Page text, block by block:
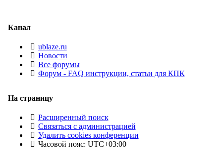
Канал
ublaze.ru
Новости
Все форумы
Форум - FAQ инструкции, статьи для КПК
На страницу
Расширенный поиск
Связаться с администрацией
Удалить cookies конференции
Часовой пояс: UTC+03:00